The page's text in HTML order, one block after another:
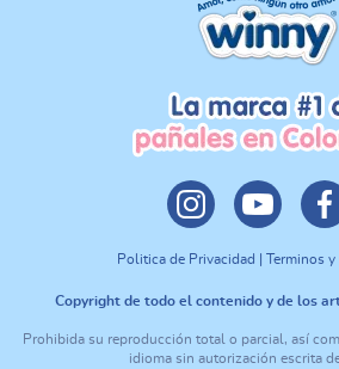
Politica de Privacidad | Terminos
Copyright de todo el contenido y de los
Prohibida su reproducción total o parcial, así
idioma sin autorización escrita